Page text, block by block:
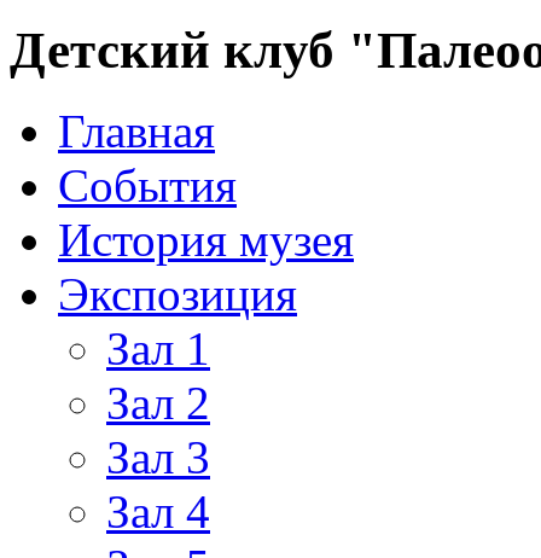
Детский клуб
Главная
События
История музея
Экспозиция
Зал 1
Зал 2
Зал 3
Зал 4